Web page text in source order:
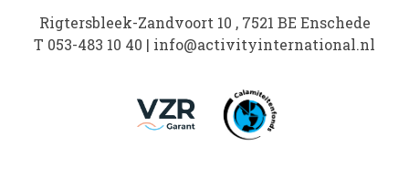
Rigtersbleek-Zandvoort 10 , 7521 BE Enschede
T 053-483 10 40 | info@activityinternational.nl